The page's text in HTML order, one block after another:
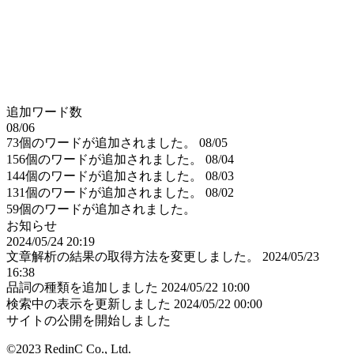
追加ワード数
08/06
73個のワードが追加されました。
08/05
156個のワードが追加されました。
08/04
144個のワードが追加されました。
08/03
131個のワードが追加されました。
08/02
59個のワードが追加されました。
お知らせ
2024/05/24 20:19
文章解析の結果の取得方法を変更しました。
2024/05/23
16:38
品詞の種類を追加しました 2024/05/22 10:00
検索中の表示を更新しました 2024/05/22 00:00
サイトの公開を開始しました
©2023 RedinC Co., Ltd.